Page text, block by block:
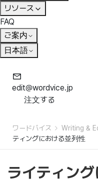
リソース
FAQ
ご案内
日本語
edit@wordvice.jp
注文する
ワードバイス Writing &
ティングにおける並列性
ライティン